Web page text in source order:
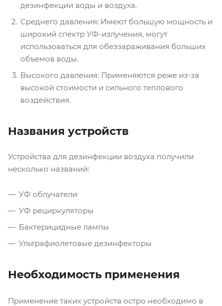
дезинфекции воды и воздуха.
Среднего давления: Имеют большую мощность и
широкий спектр УФ-излучения, могут
использоваться для обеззараживания больших
объемов воды.
Высокого давления: Применяются реже из-за
высокой стоимости и сильного теплового
воздействия.
Названия устройств
Устройства для дезинфекции воздуха получили
несколько названий:
УФ облучатели
УФ рециркуляторы
Бактерицидные лампы
Ультрафиолетовые дезинфекторы
Необходимость применения
Применение таких устройств остро необходимо в